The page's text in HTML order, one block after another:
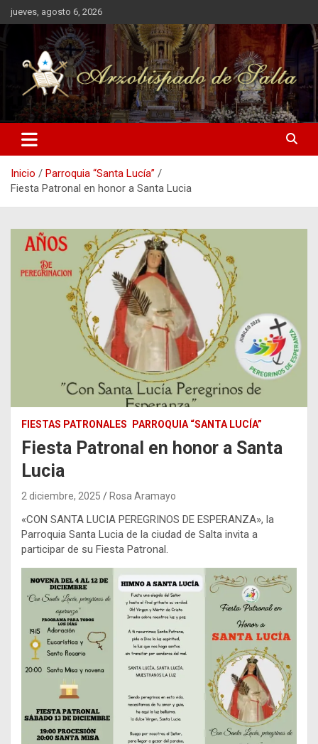
Saltar
al
contenido
jueves, agosto 6, 2026
Arzobispado de Salta
Arzobispado de Salta
Inicio
Parroquia “Santa Lucía”
Fiesta Patronal en honor a Santa Lucia
FIESTAS PATRONALES PARROQUIA “SANTA LUCÍA”
Fiesta Patronal en honor a Santa
Lucia
2 diciembre, 2025 Rosa Aramayo
«CON SANTA LUCIA PEREGRINOS DE ESPERANZA», la
Parroquia Santa Lucia de la ciudad de Salta invita a
participar de su Fiesta Patronal.